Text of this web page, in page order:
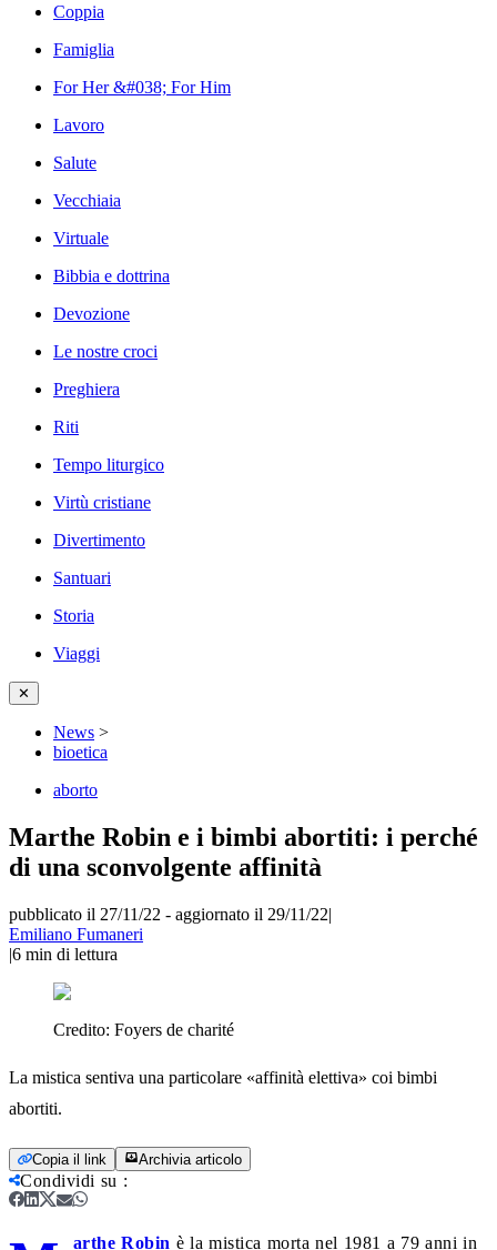
Coppia
Famiglia
For Her &#038; For Him
Lavoro
Salute
Vecchiaia
Virtuale
Bibbia e dottrina
Devozione
Le nostre croci
Preghiera
Riti
Tempo liturgico
Virtù cristiane
Divertimento
Santuari
Storia
Viaggi
✕
News >
bioetica
aborto
Marthe Robin e i bimbi abortiti­: i perché
di una sconvolgente affinità
pubblicato il 27/11/22 - aggiornato il 29/11/22|
Emiliano Fumaneri
|6 min di lettura
Credito: Foyers de charité
La mistica sentiva una particolare «affinità elettiva» coi bimbi
abortiti.
Copia il link Archivia articolo
Condividi su :
arthe Robin è la mistica morta nel 1981 a 79 anni in